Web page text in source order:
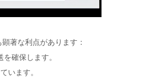
著な利点があります：
確保します。
います。